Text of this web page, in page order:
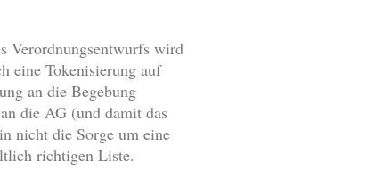
Verordnungsentwurfs wird
eine Tokenisierung auf
an die Begebung
die AG (und damit das
nicht die Sorge um eine
richtigen Liste.